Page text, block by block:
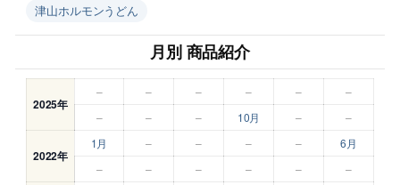
津山ホルモンうどん
月別 商品紹介
2025年
– – – – –
–
–
– – 10月 – –
2022年
1月 – – – –
6月
–
– – – – –